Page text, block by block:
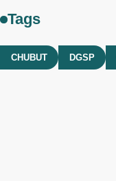
Tags
CHUBUT DGSP